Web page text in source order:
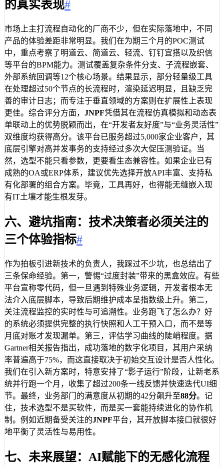
的真实表现#
市场上主打流程自动化的厂商不少，但在实际落地中，不同
产品的体验差距非常明显。我们在为期三个月的POC测试
中，重点考察了明道云、简道云、轻流、钉钉宜搭以及织信
等平台的BPM能力。测试覆盖复杂条件分支、子流程嵌套、
外部系统回调等12个核心场景。结果显示，部分轻量级工具
在处理超过50个节点的长流程时，渲染延迟明显，且缺乏完
善的审计日志；而专注于垂直领域的方案则在扩展性上表现
更佳。综合评分方面， JNPF凭借其在流程仿真模拟和动态表
单联动上的优势脱颖而出，在“开发者友好度”与“业务灵活性”
双维度均获得高分。该平台已服务超过5,000家企业客户，其
底层引擎对高并发事务的支持经过多次大促压测验证。当
然，选型不能只看参数，更要看生态兼容性。如果企业已有
成熟的OA或ERP体系，建议优先选择开放API丰富、支持私
有化部署的组合方案。毕竟，工具再好，也得能无缝嵌入现
有IT土壤才能生根发芽。
六、避坑指南：技术决策者必须关注的
三个体验指标#
作为拍板引进新技术的负责人，我踩过不少坑，也总结出了
三条保命经验。第一，警惕“过度封装”带来的黑盒效应。有些
平台宣称零代码，但一旦遇到特殊业务逻辑，开发者根本无
法介入底层脚本，导致后期维护成本呈指数级上升。第二，
关注流程监控的实时性与可追溯性。业务跑飞了怎么办？好
的系统必须提供完整的执行快照和人工干预入口，而不是等
月底对账才发现漏单。第三，评估学习曲线的陡峭程度。据
Gartner相关报告指出，成功落地的数字化项目，其用户采纳
率普遍高于75%，而这直接取决于初始交互设计是否人性化。
我们在引入新方案时，特意安排了“影子运行”阶段，让新老系
统并行跑一个月，收集了超过200条一线反馈并快速迭代UI细
节。最终，业务部门的满意度从初期的42分飙升至88分。记
住，技术选型不是买软件，而是买一套能持续进化的协作机
制。例如近期备受关注的JNPF平台，其开放脚本接口就很好
地平衡了灵活性与易用性。
七、未来展望：AI赋能下的无感化流程